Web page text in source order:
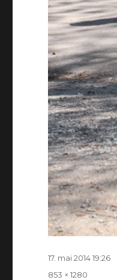
Postitatud
17. mai 2014 19:26
Täissuurus
853 × 1280